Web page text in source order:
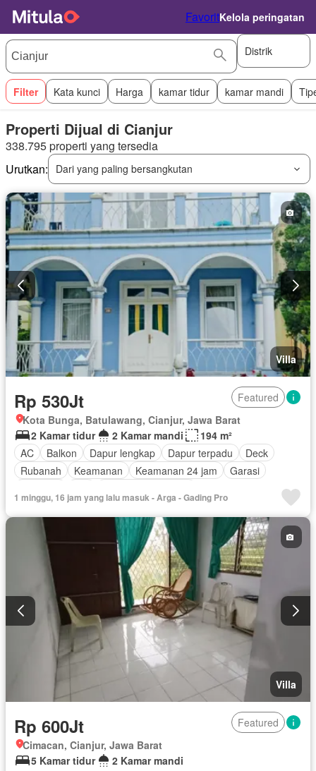
FavoritKelola peringatan
Distrik
Filter Kata kunci Harga kamar tidur kamar mandi
Properti Dijual di Cianjur
338.795 properti yang tersedia
Urutkan:
Dari yang paling bersangkutan
Villa
Rp 530Jt
Featured
Kota Bunga, Batulawang, Cianjur, Jawa Barat
2 Kamar tidur
2 Kamar mandi
194 m²
AC
Balkon Dapur lengkap Dapur terpadu
Deck
Rubanah
Keamanan Keamanan 24 jam
Garasi
1 minggu, 16 jam yang lalu masuk - Arga - Gading Pro
Villa
Rp 600Jt
Featured
Cimacan, Cianjur, Jawa Barat
5 Kamar tidur
2 Kamar mandi